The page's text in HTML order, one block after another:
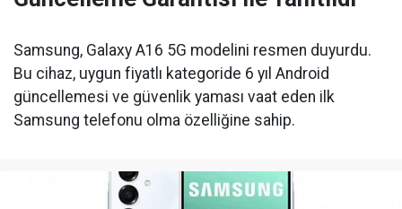
Samsung, Galaxy A16 5G modelini resmen duyurdu.
Bu cihaz, uygun fiyatlı kategoride 6 yıl Android
güncellemesi ve güvenlik yaması vaat eden ilk
Samsung telefonu olma özelliğine sahip.